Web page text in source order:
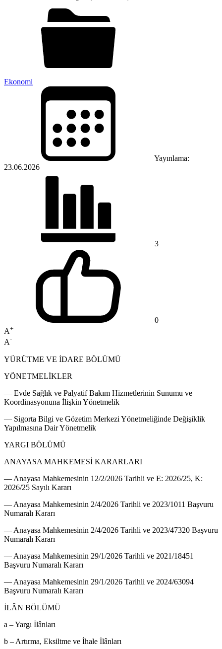
Ekonomi
Yayınlama:
23.06.2026
3
0
A+
A-
YÜRÜTME VE İDARE BÖLÜMÜ
YÖNETMELİKLER
–– Evde Sağlık ve Palyatif Bakım Hizmetlerinin Sunumu ve
Koordinasyonuna İlişkin Yönetmelik
–– Sigorta Bilgi ve Gözetim Merkezi Yönetmeliğinde Değişiklik
Yapılmasına Dair Yönetmelik
YARGI BÖLÜMÜ
ANAYASA MAHKEMESİ KARARLARI
–– Anayasa Mahkemesinin 12/2/2026 Tarihli ve E: 2026/25, K:
2026/25 Sayılı Kararı
–– Anayasa Mahkemesinin 2/4/2026 Tarihli ve 2023/1011 Başvuru
Numaralı Kararı
–– Anayasa Mahkemesinin 2/4/2026 Tarihli ve 2023/47320 Başvuru
Numaralı Kararı
–– Anayasa Mahkemesinin 29/1/2026 Tarihli ve 2021/18451
Başvuru Numaralı Kararı
–– Anayasa Mahkemesinin 29/1/2026 Tarihli ve 2024/63094
Başvuru Numaralı Kararı
İLÂN BÖLÜMÜ
a – Yargı İlânları
b – Artırma, Eksiltme ve İhale İlânları